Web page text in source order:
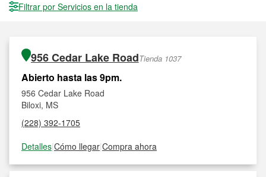
Filtrar por Servicios en la tienda
956 Cedar Lake RoadTienda 1037
Abierto hasta las 9pm.
956 Cedar Lake Road
Biloxi, MS
(228) 392-1705
Detalles|Cómo llegar|Compra ahora